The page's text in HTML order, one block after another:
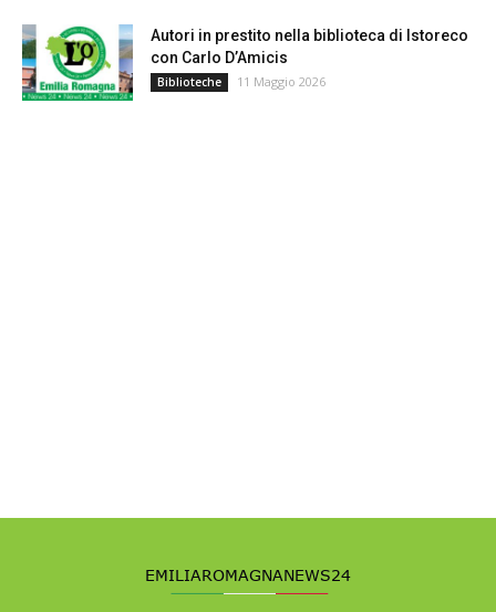
Autori in prestito nella biblioteca di Istoreco
con Carlo D’Amicis
Biblioteche 11 Maggio 2026